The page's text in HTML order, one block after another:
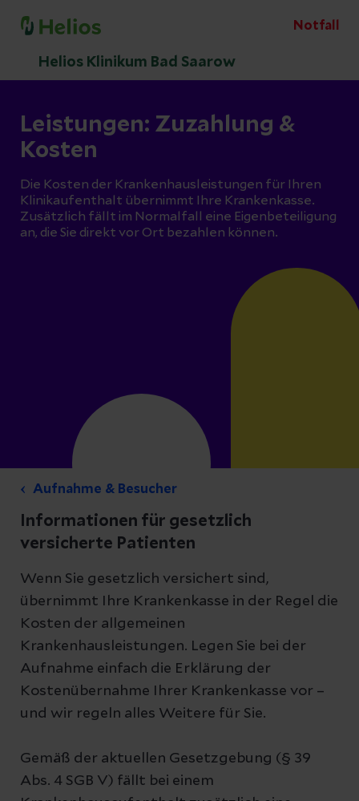
Notfall
Helios Klinikum Bad Saarow
Leistungen: Zuzahlung &
Kosten
Die Kosten der Krankenhausleistungen für Ihren
Klinikaufenthalt übernimmt Ihre Krankenkasse.
Zusätzlich fällt im Normalfall eine Eigenbeteiligung
an, die Sie direkt vor Ort bezahlen können.
Aufnahme & Besucher
Informationen für gesetzlich
versicherte Patienten
Wenn Sie gesetzlich versichert sind,
übernimmt Ihre Krankenkasse in der Regel die
Kosten der allgemeinen
Krankenhausleistungen. Legen Sie bei der
Aufnahme einfach die Erklärung der
Kostenübernahme Ihrer Krankenkasse vor –
und wir regeln alles Weitere für Sie.
Gemäß der aktuellen Gesetzgebung (§ 39
Abs. 4 SGB V) fällt bei einem